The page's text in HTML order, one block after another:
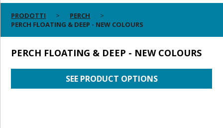
PRODOTTI
PERCH
PERCH FLOATING & DEEP - NEW COLOURS
PERCH FLOATING & DEEP - NEW COLOURS
SEE PRODUCT OPTIONS